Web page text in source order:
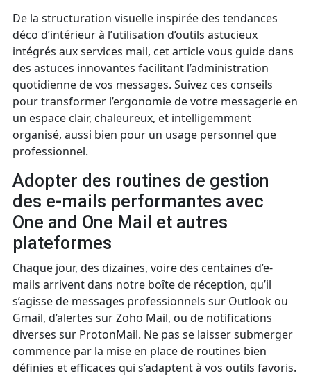
De la structuration visuelle inspirée des tendances
déco d’intérieur à l’utilisation d’outils astucieux
intégrés aux services mail, cet article vous guide dans
des astuces innovantes facilitant l’administration
quotidienne de vos messages. Suivez ces conseils
pour transformer l’ergonomie de votre messagerie en
un espace clair, chaleureux, et intelligemment
organisé, aussi bien pour un usage personnel que
professionnel.
Adopter des routines de gestion
des e-mails performantes avec
One and One Mail et autres
plateformes
Chaque jour, des dizaines, voire des centaines d’e-
mails arrivent dans notre boîte de réception, qu’il
s’agisse de messages professionnels sur Outlook ou
Gmail, d’alertes sur Zoho Mail, ou de notifications
diverses sur ProtonMail. Ne pas se laisser submerger
commence par la mise en place de routines bien
définies et efficaces qui s’adaptent à vos outils favoris.